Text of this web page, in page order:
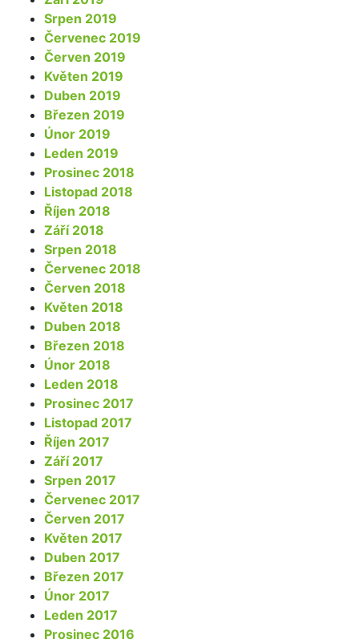
Srpen 2019
Červenec 2019
Červen 2019
Květen 2019
Duben 2019
Březen 2019
Únor 2019
Leden 2019
Prosinec 2018
Listopad 2018
Říjen 2018
Září 2018
Srpen 2018
Červenec 2018
Červen 2018
Květen 2018
Duben 2018
Březen 2018
Únor 2018
Leden 2018
Prosinec 2017
Listopad 2017
Říjen 2017
Září 2017
Srpen 2017
Červenec 2017
Červen 2017
Květen 2017
Duben 2017
Březen 2017
Únor 2017
Leden 2017
Prosinec 2016